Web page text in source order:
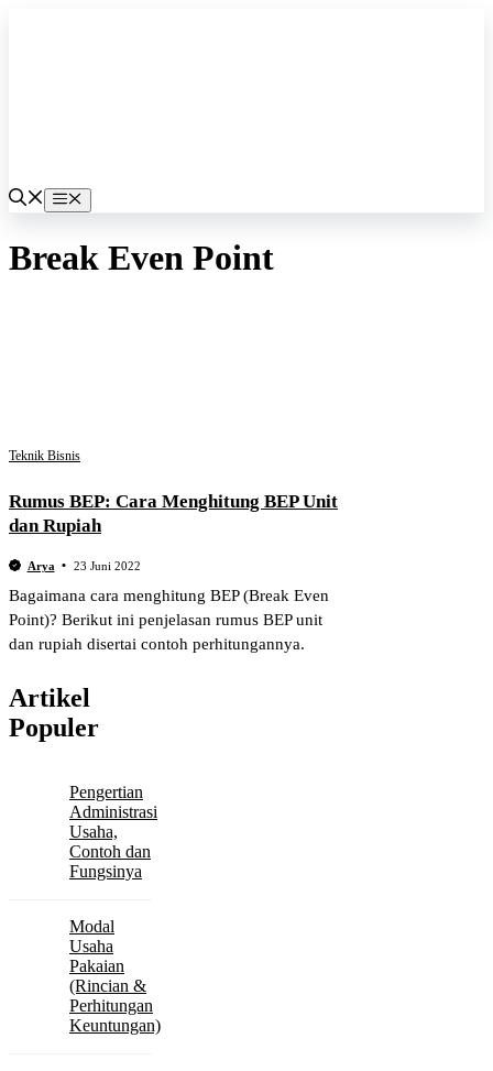
Break Even Point
Teknik Bisnis
Rumus BEP: Cara Menghitung BEP Unit
dan Rupiah
Arya 23 Juni 2022
Bagaimana cara menghitung BEP (Break Even
Point)? Berikut ini penjelasan rumus BEP unit
dan rupiah disertai contoh perhitungannya.
Artikel
Populer
Pengertian
Administrasi
Usaha,
Contoh dan
Fungsinya
Modal
Usaha
Pakaian
(Rincian &
Perhitungan
Keuntungan)